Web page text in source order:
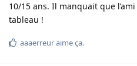
10/15 ans. Il manquait que
tableau !
aaaerreuraime ça.